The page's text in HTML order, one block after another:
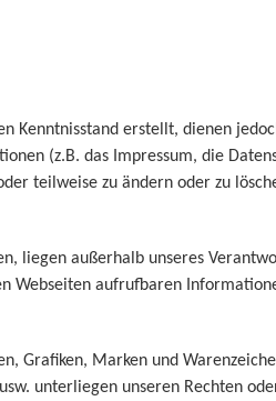
Kenntnisstand erstellt, dienen
(z.B. das Impressum, die
teilweise zu ändern oder zu
liegen außerhalb unseres
Webseiten aufrufbaren
Grafiken, Marken und
unterliegen unseren Rechten